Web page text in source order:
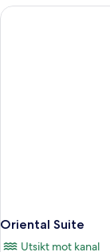
superior,
kanalutsikt
Oriental Suite
Utsikt mot kanal